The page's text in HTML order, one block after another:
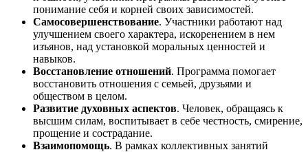
понимание себя и корней своих зависимостей.
Самосовершенствование. Участники работают над
улучшением своего характера, искоренением в нем
изъянов, над установкой моральных ценностей и
навыков.
Восстановление отношений. Программа помогает
восстановить отношения с семьей, друзьями и
обществом в целом.
Развитие духовных аспектов. Человек, обращаясь к
высшим силам, воспитывает в себе честность, смирение,
прощение и сострадание.
Взаимопомощь. В рамках коллективных занятий